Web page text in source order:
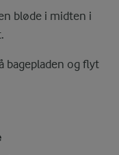
bløde i midten i
bagepladen og flyt